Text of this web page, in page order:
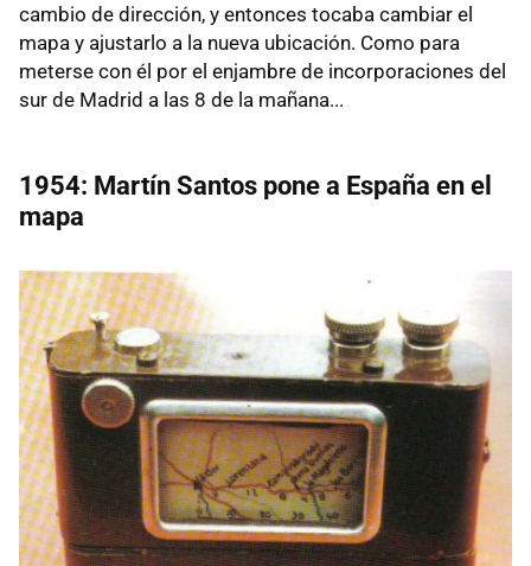
cambio de dirección, y entonces tocaba cambiar el
mapa y ajustarlo a la nueva ubicación. Como para
meterse con él por el enjambre de incorporaciones del
sur de Madrid a las 8 de la mañana...
1954: Martín Santos pone a España en el
mapa